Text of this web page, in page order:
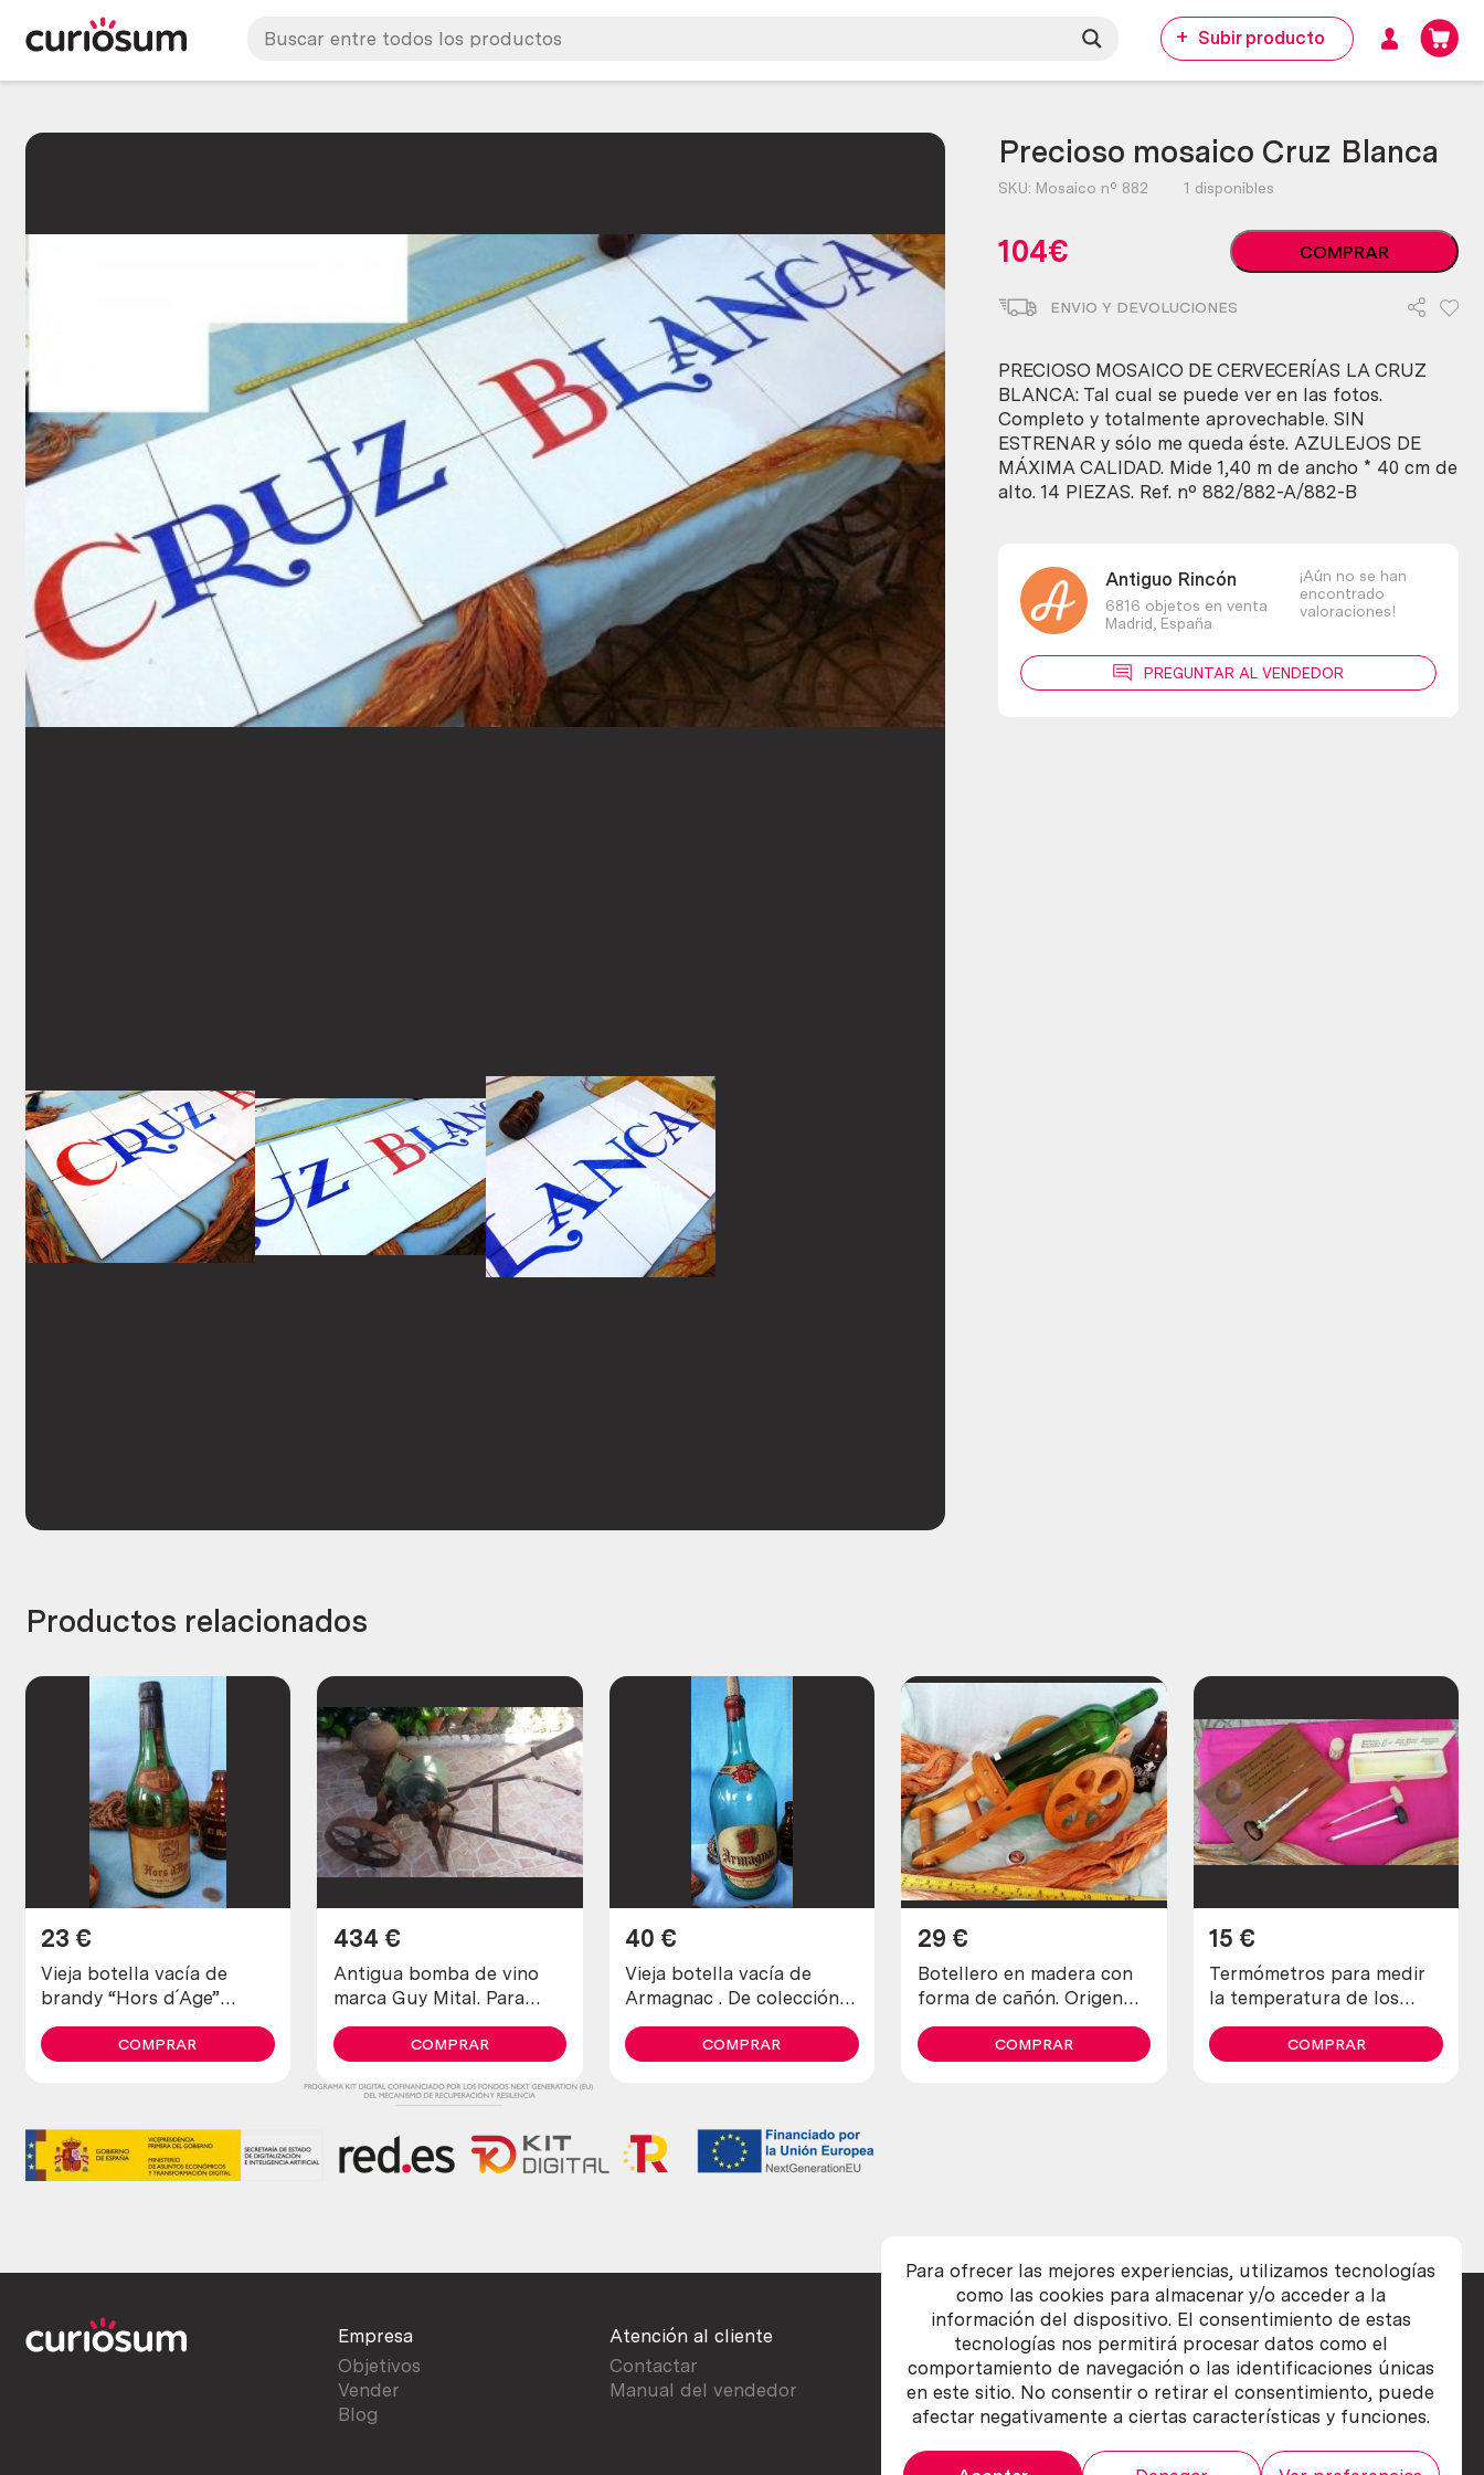
Para ofrecer las mejores experiencias, utilizamos tecnologías
como las cookies para almacenar y/o acceder a la
información del dispositivo. El consentimiento de estas
tecnologías nos permitirá procesar datos como el
comportamiento de navegación o las identificaciones únicas
en este sitio. No consentir o retirar el consentimiento, puede
afectar negativamente a ciertas características y funciones.
Subir producto
Precioso mosaico Cruz Blanca
SKU: Mosaico nº 882 1 disponibles
104€
Precioso
mosaico
Blanca
COMPRAR
ENVIO Y DEVOLUCIONES
PRECIOSO MOSAICO DE CERVECERÍAS LA CRUZ
BLANCA: Tal cual se puede ver en las fotos.
Completo y totalmente aprovechable. SIN
ESTRENAR y sólo me queda éste. AZULEJOS DE
MÁXIMA CALIDAD. Mide 1,40 m de ancho * 40 cm de
alto. 14 PIEZAS. Ref. nº 882/882-A/882-B
Antiguo Rincón
6816 objetos en venta
Madrid, España
¡Aún no se han
encontrado
valoraciones!
PREGUNTAR AL VENDEDOR
Productos relacionados
Vieja botella vacía de
brandy “Hors d´Age”
colección
23 €
COMPRAR
Antigua bomba de vino
marca Guy Mital. Para
restaurar. Rústica.
434 €
COMPRAR
Vieja botella vacía de
Armagnac . De colección.
Enorme tamaño.
40 €
COMPRAR
Botellero en madera con
forma de cañón. Origen
alemán
29 €
COMPRAR
Termómetros para medir
la temperatura de los
vinos. Conjunto de 3
termómetros.
15 €
COMPRAR
Empresa
Objetivos
Vender
Blog
Atención al cliente
Contactar
Manual del vendedor